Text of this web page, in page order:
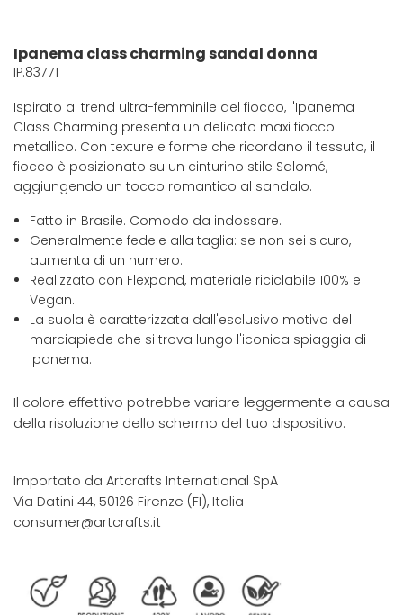
Ipanema class charming sandal donna
IP.83771
Ispirato al trend ultra-femminile del fiocco, l'Ipanema
Class Charming presenta un delicato maxi fiocco
metallico. Con texture e forme che ricordano il tessuto, il
fiocco è posizionato su un cinturino stile Salomé,
aggiungendo un tocco romantico al sandalo.
Fatto in Brasile. Comodo da indossare.
Generalmente fedele alla taglia: se non sei sicuro,
aumenta di un numero.
Realizzato con Flexpand, materiale riciclabile 100% e
Vegan.
La suola è caratterizzata dall'esclusivo motivo del
marciapiede che si trova lungo l'iconica spiaggia di
Ipanema.
Il colore effettivo potrebbe variare leggermente a causa
della risoluzione dello schermo del tuo dispositivo.
Importato da Artcrafts International SpA
Via Datini 44, 50126 Firenze (FI), Italia
consumer@artcrafts.it